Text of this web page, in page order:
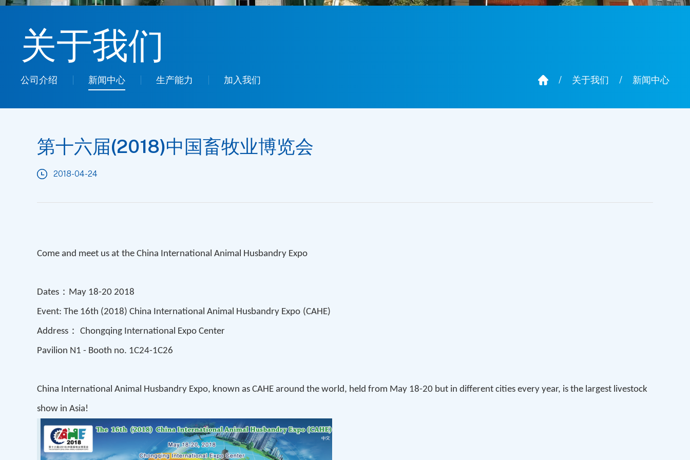
关于我们
公司介绍 新闻中心 生产能力 加入我们 / 关于我们 / 新闻中心
第十六届(2018)中国畜牧业博览会
2018-04-24
Come and meet us at the China International Animal Husbandry Expo
Dates ： May 18-20 2018
Event: The 16th (2018) China International Animal Husbandry Expo (CAHE)
Address ：
Chongqing International Expo Center
Pavilion N1 - Booth no. 1C24-1C26
China International Animal Husbandry Expo, known as CAHE around the world, held from May 18-20 but in different cities every year, is the largest livestock
show in Asia!